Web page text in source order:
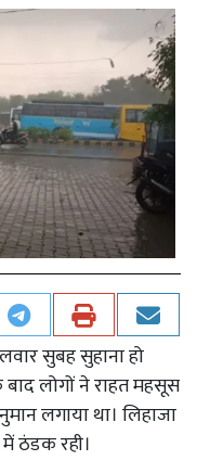
सुबह सुहाना हो
लोगों ने राहत महसूस
लगाया था। लिहाजा
ठंडक रही।